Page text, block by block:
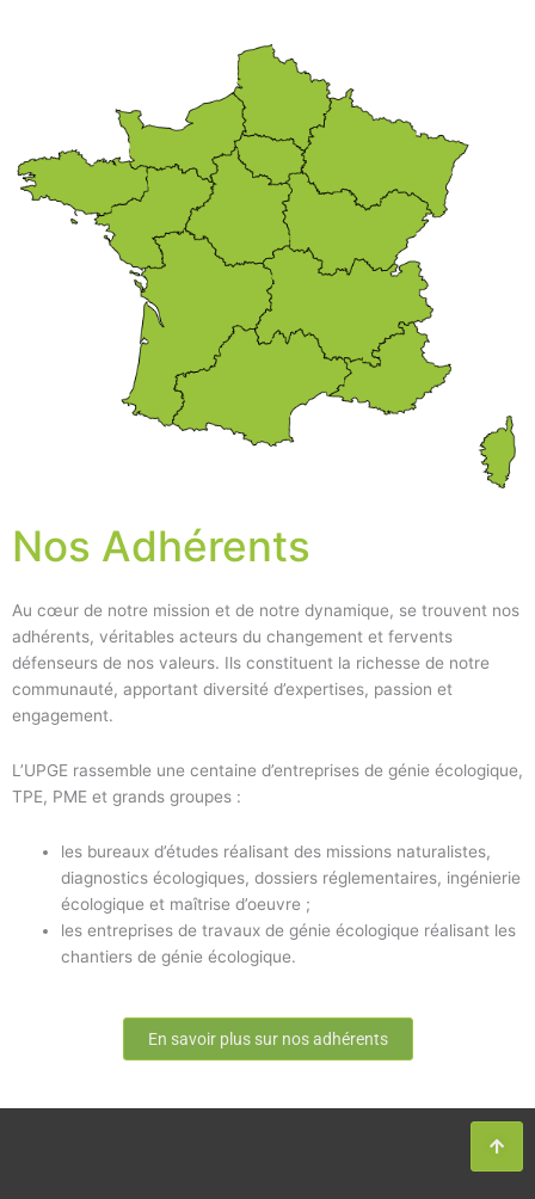
Nos Adhérents
Au cœur de notre mission et de notre dynamique, se trouvent nos
adhérents, véritables acteurs du changement et fervents
défenseurs de nos valeurs. Ils constituent la richesse de notre
communauté, apportant diversité d’expertises, passion et
engagement.
L’UPGE rassemble une centaine d’entreprises de génie écologique,
TPE, PME et grands groupes :
les bureaux d’études réalisant des missions naturalistes,
diagnostics écologiques, dossiers réglementaires, ingénierie
écologique et maîtrise d’oeuvre ;
les entreprises de travaux de génie écologique réalisant les
chantiers de génie écologique.
En savoir plus sur nos adhérents